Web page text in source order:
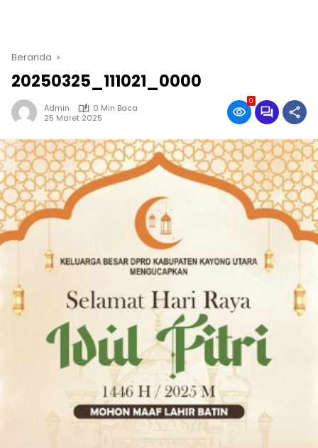
Beranda
20250325_111021_0000
Admin
0 Min Baca
25 Maret 2025
0